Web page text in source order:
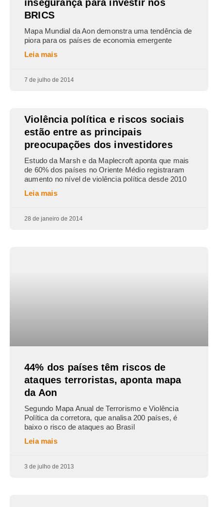
insegurança para investir nos
BRICS
Mapa Mundial da Aon demonstra uma tendência de
piora para os países de economia emergente
Leia mais
7 de julho de 2014
Violência política e riscos sociais
estão entre as principais
preocupações dos investidores
Estudo da Marsh e da Maplecroft aponta que mais
de 60% dos países no Oriente Médio registraram
aumento no nível de violência política desde 2010
Leia mais
28 de janeiro de 2014
44% dos países têm riscos de
ataques terroristas, aponta mapa
da Aon
Segundo Mapa Anual de Terrorismo e Violência
Política da corretora, que analisa 200 países, é
baixo o risco de ataques ao Brasil
Leia mais
3 de julho de 2013